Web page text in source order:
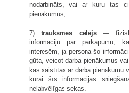
nodarbināts, vai ar kuru tas
pienākumus;
7)trauksmes cēlējs—
informāciju par pārkāpumu,
interesēm, ja persona šo
gūta, veicot darba pienākumus
kas saistītas ar darba pienākumu
kurai šīs informācijas
nelabvēlīgas sekas.